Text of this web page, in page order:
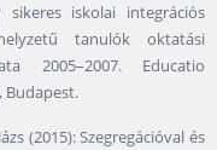
iskolai integrációs
tanulók oktatási
2005–2007. Educatio
Budapest.
(2015): Szegregációval és